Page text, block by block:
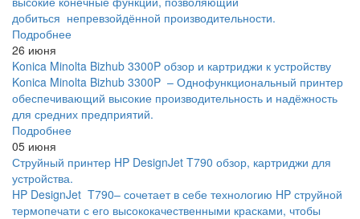
добиться непревзойдённой производительности.
Подробнее
26 июня
Konica Minolta Bizhub 3300P обзор и картриджи к устройству
Konica Minolta Bizhub 3300P – Однофункциональный принтер
обеспечивающий высокие производительность и надёжность
для средних предприятий.
Подробнее
05 июня
Струйный принтер HP DesignJet T790 обзор, картриджи для
устройства.
HP DesignJet T790– сочетает в себе технологию HP струйной
термопечати с его высококачественными красками, чтобы